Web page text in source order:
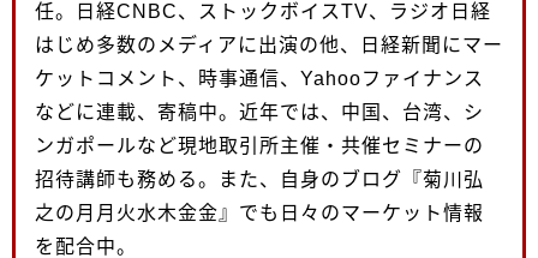
任。日経CNBC、ストックボイスTV、ラジオ日経
はじめ多数のメディアに出演の他、日経新聞にマー
ケットコメント、時事通信、Yahooファイナンス
などに連載、寄稿中。近年では、中国、台湾、シ
ンガポールなど現地取引所主催・共催セミナーの
招待講師も務める。また、自身のブログ『菊川弘
之の月月火水木金金』でも日々のマーケット情報
を配合中。